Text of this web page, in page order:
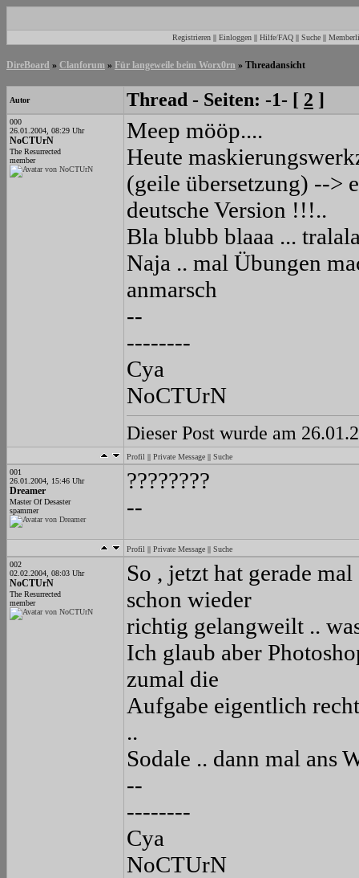
Registrieren || Einloggen || Hilfe/FAQ || Suche ||
DireBoard » Clanforum » Für langeweile beim Worx0rn » Threadansicht
Autor Thread - Seiten: -1- [ 2 ]
000
26.01.2004, 08:29 Uhr
NoCTUrN
The Resurrected
member
Meep mööp....
Heute
(geile übersetzung) -->
deutsche Version !!!..
Bla blubb blaaa ...
Naja .. mal Übungen
anmarsch
--
--------
Cya
NoCTUrN
Dieser Post wurde am
Profil || Private Message || Suche
001
26.01.2004, 15:46 Uhr
Dreamer
Master Of Desaster
spammer
????????
--
Profil || Private Message || Suche
002
02.02.2004, 08:03 Uhr
NoCTUrN
The Resurrected
member
So , jetzt hat gerade
schon wieder
richtig gelangweilt ..
Ich glaub aber
zumal die
Aufgabe eigentlich
..
Sodale .. dann mal ans
--
--------
Cya
NoCTUrN